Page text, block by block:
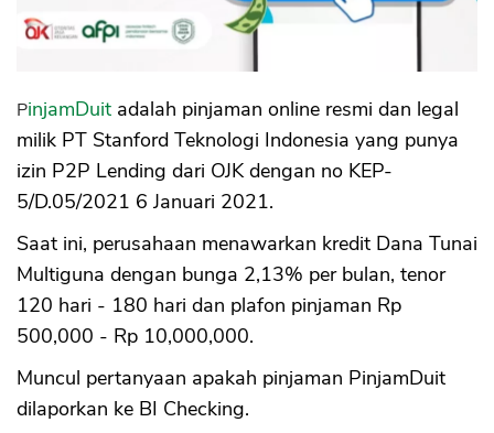
Broker Forex
Bank Digital
Crypto
Assets Crypto
Asuransi
Asuransi Jiwa
Asuransi Kesehatan
Asuransi Syariah
PinjamDuit adalah pinjaman online resmi dan legal
milik PT Stanford Teknologi Indonesia yang punya
izin P2P Lending dari OJK dengan no KEP-
5/D.05/2021 6 Januari 2021.
Saat ini, perusahaan menawarkan kredit Dana Tunai
Multiguna dengan bunga 2,13% per bulan, tenor
120 hari - 180 hari dan plafon pinjaman Rp
500,000 - Rp 10,000,000.
Muncul pertanyaan apakah pinjaman PinjamDuit
dilaporkan ke BI Checking.